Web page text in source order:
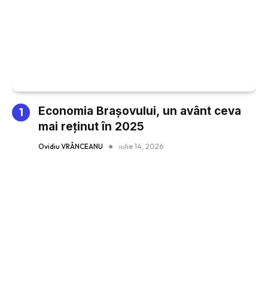
Economia Brașovului, un avânt ceva
mai reținut în 2025
Ovidiu VRÂNCEANU iulie 14, 2026